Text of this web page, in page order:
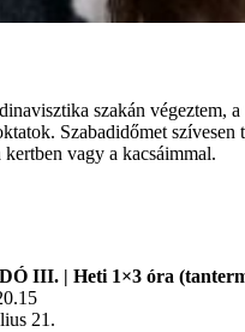
szakán végeztem,
Szabadidőmet szívesen
kertben vagy a kacsáimmal.
III. | Heti 1×3 óra
21.